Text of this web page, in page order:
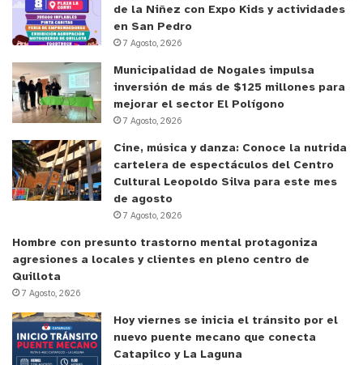
y tú, ¿qué opinas?
de la Niñez con Expo Kids y actividades
en San Pedro
7 Agosto, 2026
Municipalidad de Nogales impulsa
inversión de más de $125 millones para
mejorar el sector El Polígono
7 Agosto, 2026
Cine, música y danza: Conoce la nutrida
cartelera de espectáculos del Centro
Cultural Leopoldo Silva para este mes
de agosto
7 Agosto, 2026
Hombre con presunto trastorno mental protagoniza
agresiones a locales y clientes en pleno centro de
Quillota
7 Agosto, 2026
Hoy viernes se inicia el tránsito por el
nuevo puente mecano que conecta
Catapilco y La Laguna